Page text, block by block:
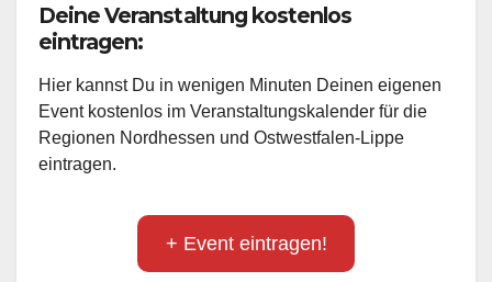
Deine Veranstaltung kostenlos
eintragen:
Hier kannst Du in wenigen Minuten Deinen eigenen
Event kostenlos im Veranstaltungskalender für die
Regionen Nordhessen und Ostwestfalen-Lippe
eintragen.
+ Event eintragen!